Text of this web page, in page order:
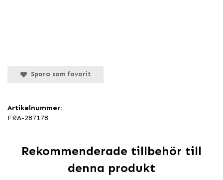
Spara som favorit
Artikelnummer:
FRA-287178
Rekommenderade tillbehör till
denna produkt